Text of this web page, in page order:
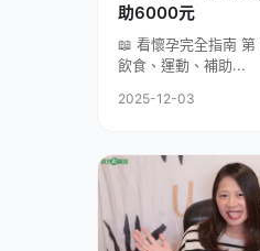
助6000元
📖 看懷孕完全指南 第
飲食、運動、補助...
2025-12-03